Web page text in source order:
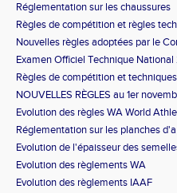
Réglementation sur les chaussures
Règles de compétition et règles
Nouvelles règles adoptées par le
Examen Officiel Technique
Règles de compétition et
NOUVELLES RÈGLES au 1er
Evolution des règles WA World
Réglementation sur les planches
Evolution de l'épaisseur des
Evolution des règlements WA
Evolution des règlements IAAF